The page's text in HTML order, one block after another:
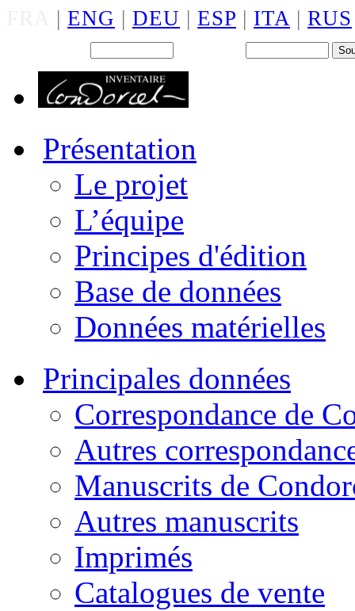
| ENG | DEU | ESP | ITA | RUS
Présentation
Le projet
L’équipe
Principes d'édition
Base de données
Données matérielles
Principales données
Correspondance de
Autres
Manuscrits de
Autres manuscrits
Imprimés
Catalogues de vente